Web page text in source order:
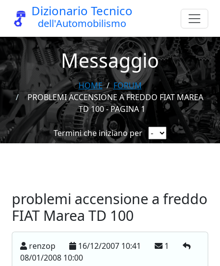
Dizionario Tecnico
dell'Automobilismo
Messaggio
HOME
FORUM
PROBLEMI ACCENSIONE A FREDDO FIAT MAREA
TD 100 - PAGINA 1
Termini che iniziano per
problemi accensione a freddo
FIAT Marea TD 100
renzop 16/12/2007 10:41
1
08/01/2008 10:00